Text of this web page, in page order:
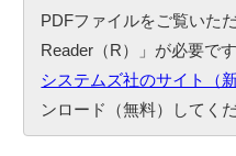
PDFファイルをご覧いた
Reader（R）」が必要で
システムズ社のサイト（
ンロード（無料）してくだ